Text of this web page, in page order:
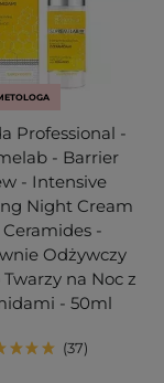
Professional -
- Barrier
- Intensive
Night Cream
-
Odżywczy
na Noc z
- 50ml
37